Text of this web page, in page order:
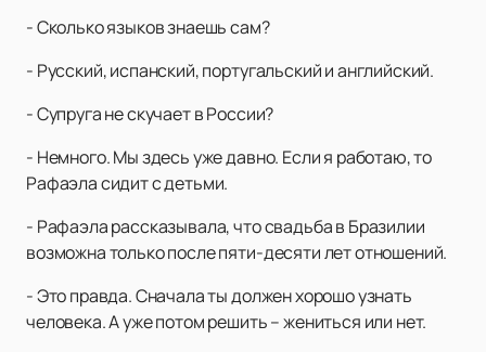
- Сколько языков знаешь сам?
- Русский, испанский, португальский и английский.
- Супруга не скучает в России?
- Немного. Мы здесь уже давно. Если я работаю, то
Рафаэла сидит с детьми.
- Рафаэла рассказывала, что свадьба в Бразилии
возможна только после пяти-десяти лет отношений.
- Это правда. Сначала ты должен хорошо узнать
человека. А уже потом решить – жениться или нет.